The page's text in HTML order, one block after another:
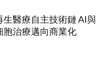
生醫療自主技術鏈 AI與
胞治療邁向商業化